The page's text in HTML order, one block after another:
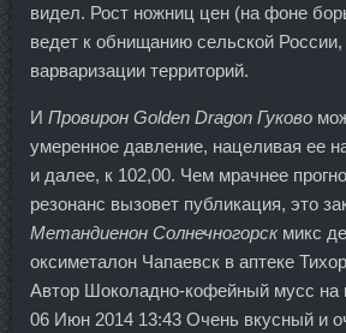
видел. Рост ножниц цен (на фоне
ведет к обнищанию сельской
варваризации территорий.
И Провирон Golden Dragon Гуково
умеренное давление, нацеливая ее
и далее, к 102,00. Чем мрачнее
резонанс вызовет публикация, это
Метандиенон Солнечногорскмикс
оксиметалон Чапаевск в аптеке
Автор Шоколадно-кофейный мусс на
06 Июн 2014 13:43 Очень вкусный и